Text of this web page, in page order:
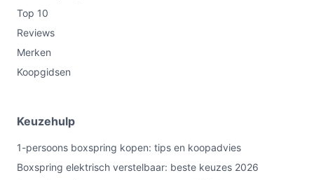
Top 10
Reviews
Merken
Koopgidsen
Keuzehulp
1-persoons boxspring kopen: tips en koopadvies
Boxspring elektrisch verstelbaar: beste keuzes 2026